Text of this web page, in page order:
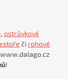
, ostrůvkové
či rohové
!